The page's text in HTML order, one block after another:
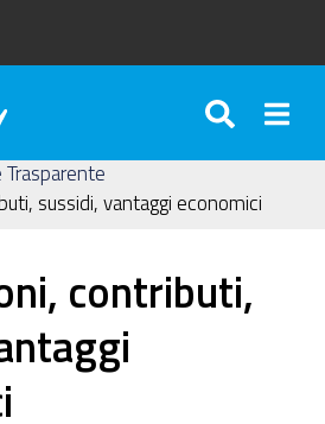
sussidi, vantaggi economici
contributi,